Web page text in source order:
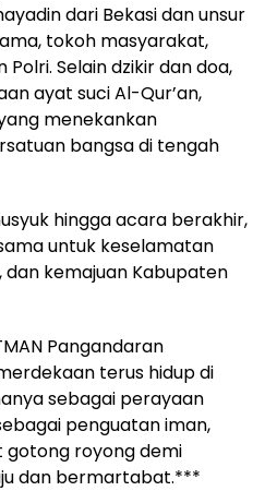
dari Bekasi dan unsur
tokoh masyarakat,
Selain dzikir dan doa,
ayat suci Al-Qur’an,
menekankan
bangsa di tengah
hingga acara berakhir,
untuk keselamatan
kemajuan Kabupaten
Pangandaran
terus hidup di
sebagai perayaan
penguatan iman,
gotong royong demi
dan bermartabat.***